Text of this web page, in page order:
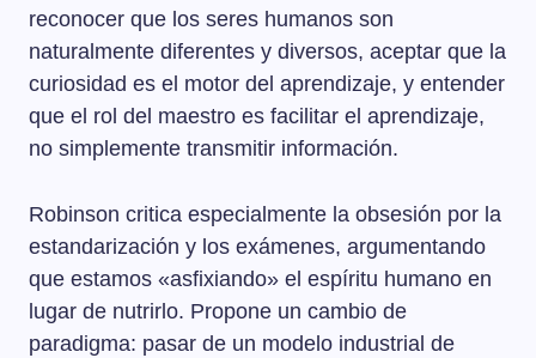
reconocer que los seres humanos son
naturalmente diferentes y diversos, aceptar que la
curiosidad es el motor del aprendizaje, y entender
que el rol del maestro es facilitar el aprendizaje,
no simplemente transmitir información.
Robinson critica especialmente la obsesión por la
estandarización y los exámenes, argumentando
que estamos «asfixiando» el espíritu humano en
lugar de nutrirlo. Propone un cambio de
paradigma: pasar de un modelo industrial de